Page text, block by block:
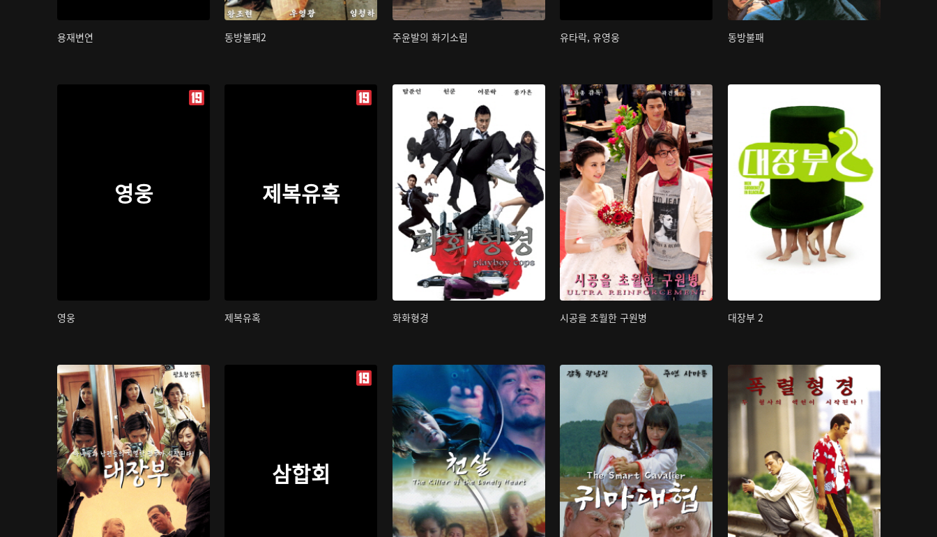
용재변연 동방불패2 주윤발의 화기소림 유타락, 유영웅 동방불패
영웅
영웅
제복유혹
제복유혹 화화형경 시공을 초월한 구원병 대장부 2
삼합회